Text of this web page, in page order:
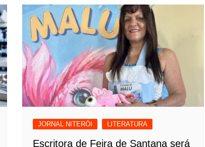
JORNAL NITERÓI LITERATURA
Escritora de Feira de Santana será